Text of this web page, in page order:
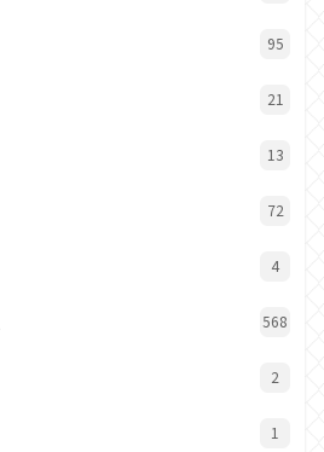
95
21
13
72
4
568
2
1